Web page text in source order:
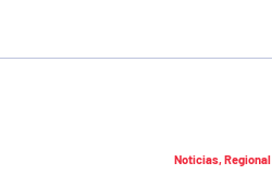
Noticias,Regional